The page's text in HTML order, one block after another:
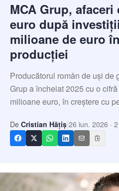
Echipa
Contact
MCA Grup,
euro după
milioane de euro
producției
Producătorul român de uși de
Grup a încheiat 2025 cu o
milioane euro, în creștere cu
De Cristian Hățiș|26 iun. 2026 · 2